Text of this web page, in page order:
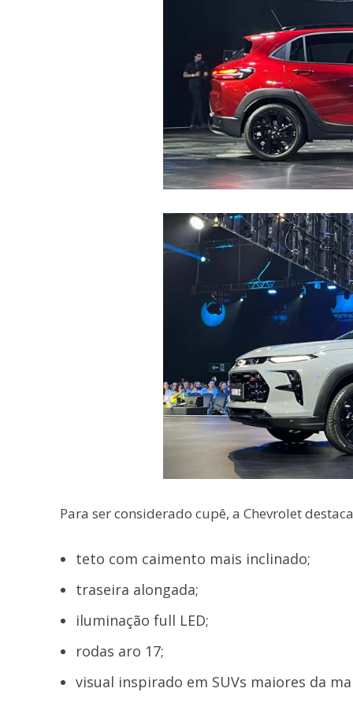
Para ser considerado cupê, a Chevrolet
teto com caimento mais inclinado;
traseira alongada;
iluminação full LED;
rodas aro 17;
visual inspirado em SUVs maiores da